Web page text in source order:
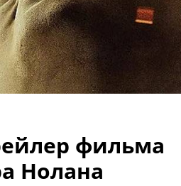
фильма
Нолана